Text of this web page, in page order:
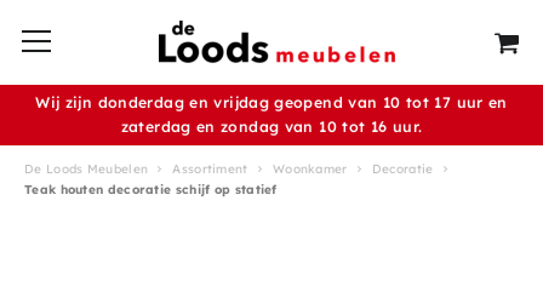
Wij zijn donderdag en vrijdag geopend van 10 tot 17 uur en
zaterdag en zondag van 10 tot 16 uur.
De Loods Meubelen Assortiment Woonkamer
Decoratie
Teak houten decoratie schijf op statief